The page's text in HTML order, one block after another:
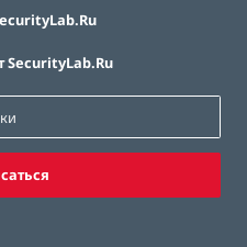
SecurityLab.Ru